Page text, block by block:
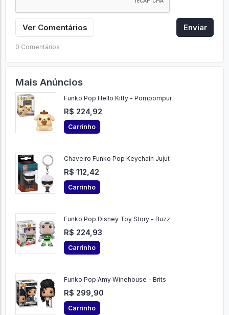
Ver Comentários Enviar
0 Comentários
Mais Anúncios
Funko Pop Hello Kitty - Pompompur
R$ 224,92
Carrinho
Chaveiro Funko Pop Keychain Jujut
R$ 112,42
Carrinho
Funko Pop Disney Toy Story - Buzz
R$ 224,93
Carrinho
Funko Pop Amy Winehouse - Brits
R$ 299,90
Carrinho